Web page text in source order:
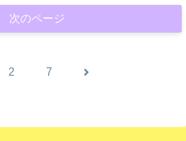
次のページ
2 7 次